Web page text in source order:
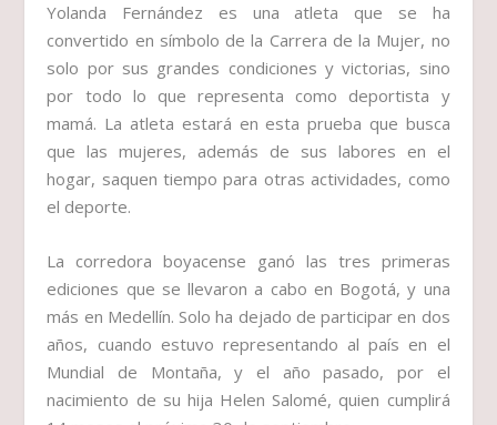
Yolanda Fernández es una atleta que se ha
convertido en símbolo de la Carrera de la Mujer, no
solo por sus grandes condiciones y victorias, sino
por todo lo que representa como deportista y
mamá. La atleta estará en esta prueba que busca
que las mujeres, además de sus labores en el
hogar, saquen tiempo para otras actividades, como
el deporte.
La corredora boyacense ganó las tres primeras
ediciones que se llevaron a cabo en Bogotá, y una
más en Medellín. Solo ha dejado de participar en dos
años, cuando estuvo representando al país en el
Mundial de Montaña, y el año pasado, por el
nacimiento de su hija Helen Salomé, quien cumplirá